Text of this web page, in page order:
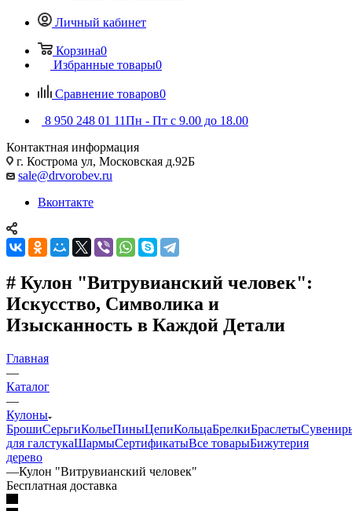
Личный кабинет
Корзина0
Избранные товары0
Сравнение товаров0
8 950 248 01 11Пн - Пт с 9.00 до 18.00
Контактная информация
г. Кострома ул, Московская д.92Б
sale@drvorobev.ru
Вконтакте
# Кулон "Витрувианский человек":
Искусство, Символика и
Изысканность в Каждой Детали
Главная
—
Каталог
—
Кулоны
БрошиСерьгиКольеПиныЦепиКольцаБрелкиБраслеты
для галстукаШармыСертификатыВсе товарыБижутерия
дерево
—Кулон "Витрувианский человек"
Бесплатная доставка